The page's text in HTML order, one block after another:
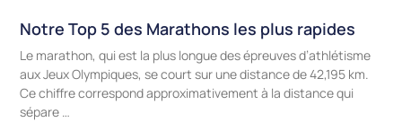
Notre Top 5 des Marathons les plus rapides
Le marathon, qui est la plus longue des épreuves d’athlétisme
aux Jeux Olympiques, se court sur une distance de 42,195 km.
Ce chiffre correspond approximativement à la distance qui
sépare …